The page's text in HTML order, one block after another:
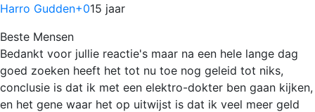
Harro Gudden+015 jaar
Beste Mensen
Bedankt voor jullie reactie's maar na een hele lange dag
goed zoeken heeft het tot nu toe nog geleid tot niks,
conclusie is dat ik met een elektro-dokter ben gaan kijken,
en het gene waar het op uitwijst is dat ik veel meer geld